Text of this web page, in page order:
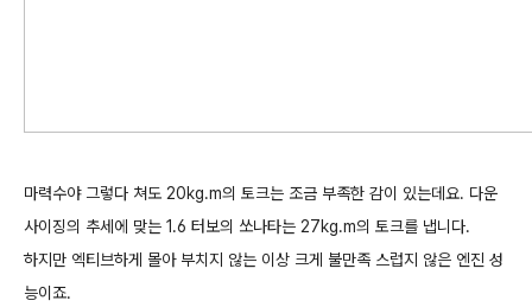
마력수야 그렇다 쳐도 20kg.m의 토크는 조금 부족한 감이 있는데요. 다운
사이징의 추세에 맞는 1.6 터보의 쏘나타는 27kg.m의 토크를 냅니다.
하지만 엑티브하게 몰아 부치지 않는 이상 크게 불만족 스럽지 않은 엔진 성
능이죠.